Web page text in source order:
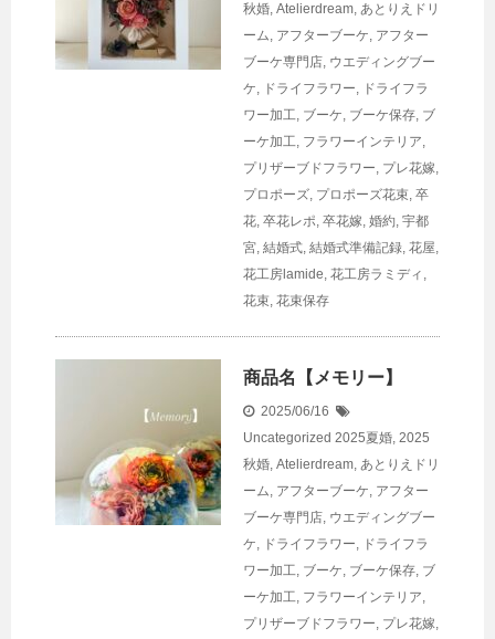
秋婚, Atelierdream, あとりえドリ
ーム, アフターブーケ, アフター
ブーケ専門店, ウエディングブー
ケ, ドライフラワー, ドライフラ
ワー加工, ブーケ, ブーケ保存, ブ
ーケ加工, フラワーインテリア,
プリザーブドフラワー, プレ花嫁,
プロポーズ, プロポーズ花束, 卒
花, 卒花レポ, 卒花嫁, 婚約, 宇都
宮, 結婚式, 結婚式準備記録, 花屋,
花工房lamide, 花工房ラミディ ,
花束, 花束保存
商品名【メモリー】
2025/06/16
Uncategorized 2025夏婚, 2025
秋婚, Atelierdream, あとりえドリ
ーム, アフターブーケ, アフター
ブーケ専門店, ウエディングブー
ケ, ドライフラワー, ドライフラ
ワー加工, ブーケ, ブーケ保存, ブ
ーケ加工, フラワーインテリア,
プリザーブドフラワー, プレ花嫁,